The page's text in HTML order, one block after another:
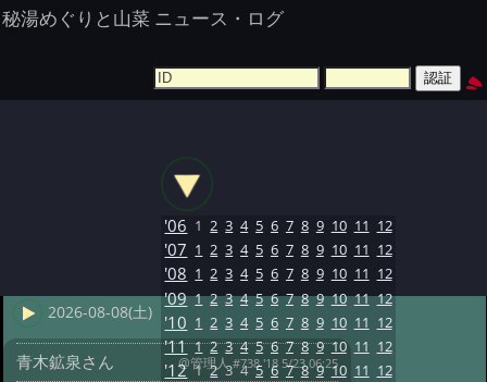
秘湯めぐりと山菜 ニュース・ログ
2026-08-08(土)
青木鉱泉さん @管理人#738 '18 5/23 06:25
'06 1 2 3 4 5 6 7 8 9 10 11 12
'07 1 2 3 4 5 6 7 8 9 10 11 12
'08 1 2 3 4 5 6 7 8 9 10 11 12
'09 1 2 3 4 5 6 7 8 9 10 11 12
'10 1 2 3 4 5 6 7 8 9 10 11 12
'11 1 2 3 4 5 6 7 8 9 10 11 12
'12 1 2 3 4 5 6 7 8 9 10 11 12